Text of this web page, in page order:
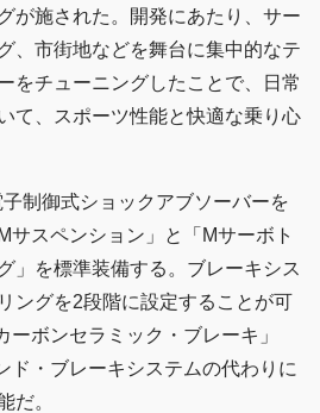
が施された。開発にあたり、サー
、市街地などを舞台に集中的なテ
をチューニングしたことで、日常
て、スポーツ性能と快適な乗り心
制御式ショックアブソーバーを
サスペンション」と「Mサーボト
」を標準装備する。ブレーキシス
ングを2段階に設定することが可
ボンセラミック・ブレーキ」
ド・ブレーキシステムの代わりに
だ。